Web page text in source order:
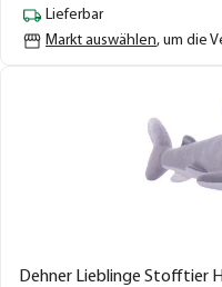
Lieferbar
Markt auswählen, um die
Dehner Lieblinge Stofftier